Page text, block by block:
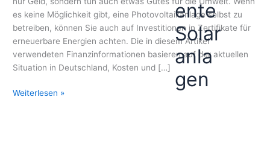
ente
Solar
anla
gen
es keine Möglichkeit gibt, eine Photovoltaikanlage selbst zu
betreiben, können Sie auch auf Investitionen in Zertifikate für
erneuerbare Energien achten. Die in diesem Artikel
verwendeten Finanzinformationen basieren auf der aktuellen
Situation in Deutschland, Kosten und […]
Sparen
Weiterlesen »